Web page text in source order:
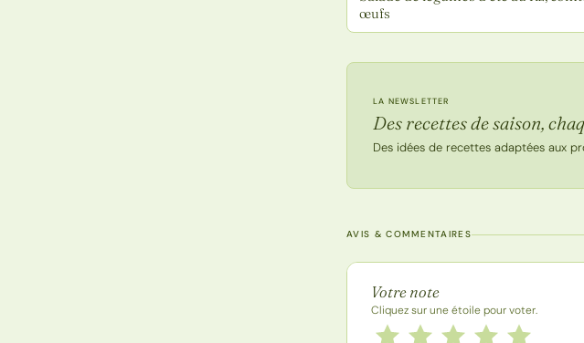
œufs
LA NEWSLETTER
Des recettes de saison,
Des idées de recettes adaptées aux
AVIS & COMMENTAIRES
Note de la recette
Votre note
Cliquez sur une étoile pour voter.
Notez cette recette de 1 à 5
5 étoiles
4 étoiles
3 étoiles
2 étoiles
1 étoile